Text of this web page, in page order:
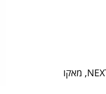
נטפליקס, Spotify, amazon prime, סלקום TV, סטינג TV, פרטנר TV, יס פלוס, NEXT TV, מאקו